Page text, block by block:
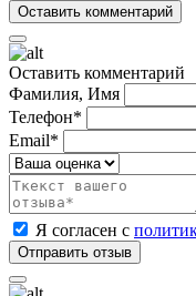
Оставить комментарий
Фамилия, Имя
Телефон*
Email*
Я согласен с